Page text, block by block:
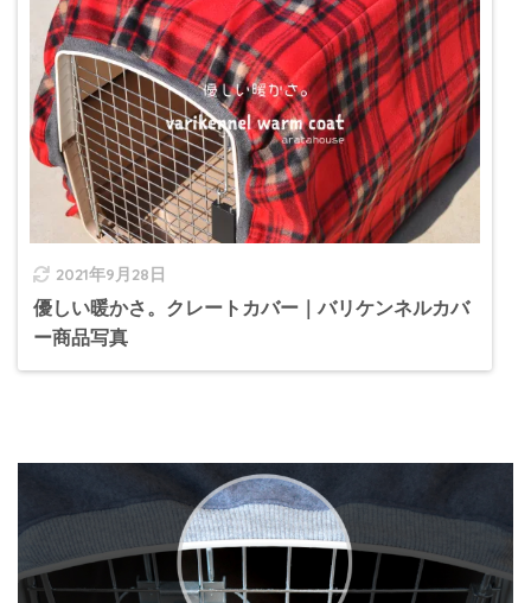
2021年9月28日
優しい暖かさ。クレートカバー｜バリケンネルカバ
ー商品写真